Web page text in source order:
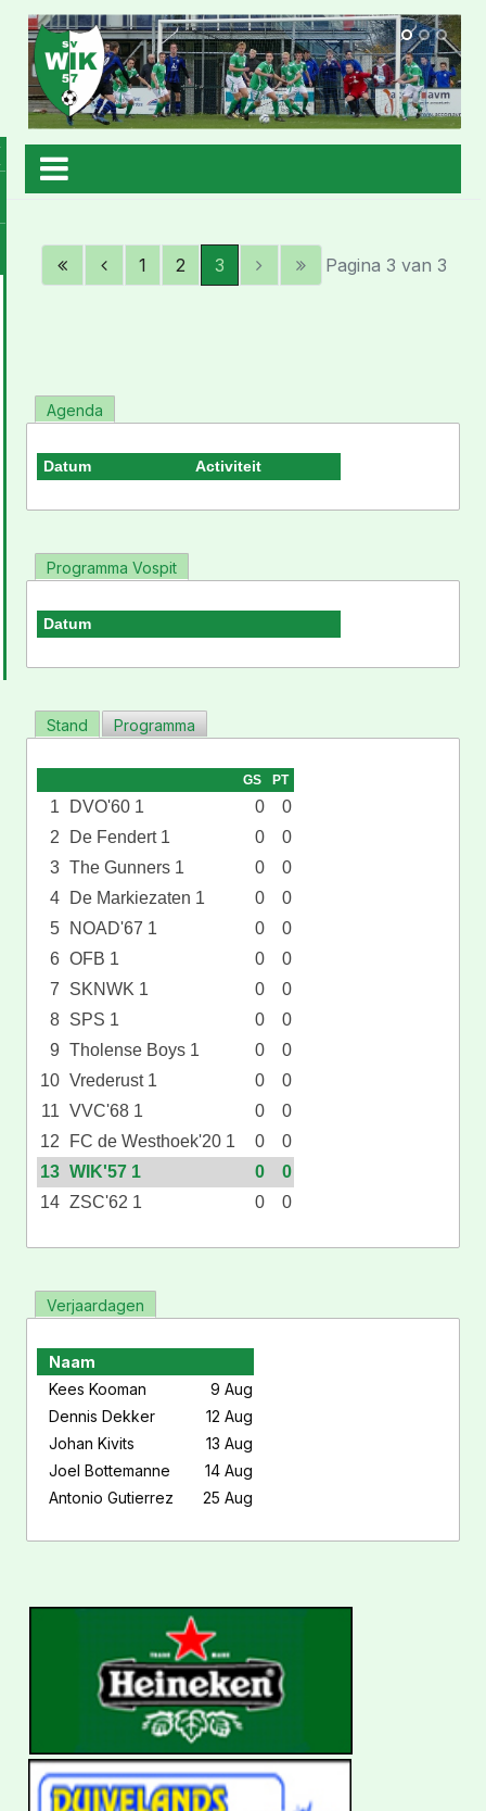
1 2 3 Pagina 3 van 3
Agenda
Datum Activiteit
Programma Vospit
Datum
Stand Programma
GS PT
1 DVO'60 1 0
0
2
De Fendert 1 0
0
3 The Gunners 1 0
0
4
De Markiezaten 1 0
0
5
NOAD'67 1 0
0
6 OFB 1 0
0
7
SKNWK 1 0
0
8 SPS 1 0
0
9 Tholense Boys 1 0
0
10 Vrederust 1 0
0
11 VVC'68 1 0
0
12
FC de Westhoek'20 1 0
0
13 WIK'57 1 0
0
14 ZSC'62 1 0 0
Verjaardagen
Naam
Kees Kooman
9 Aug
Dennis Dekker
12 Aug
Johan Kivits
13 Aug
Joel Bottemanne
14 Aug
Antonio Gutierrez
25 Aug